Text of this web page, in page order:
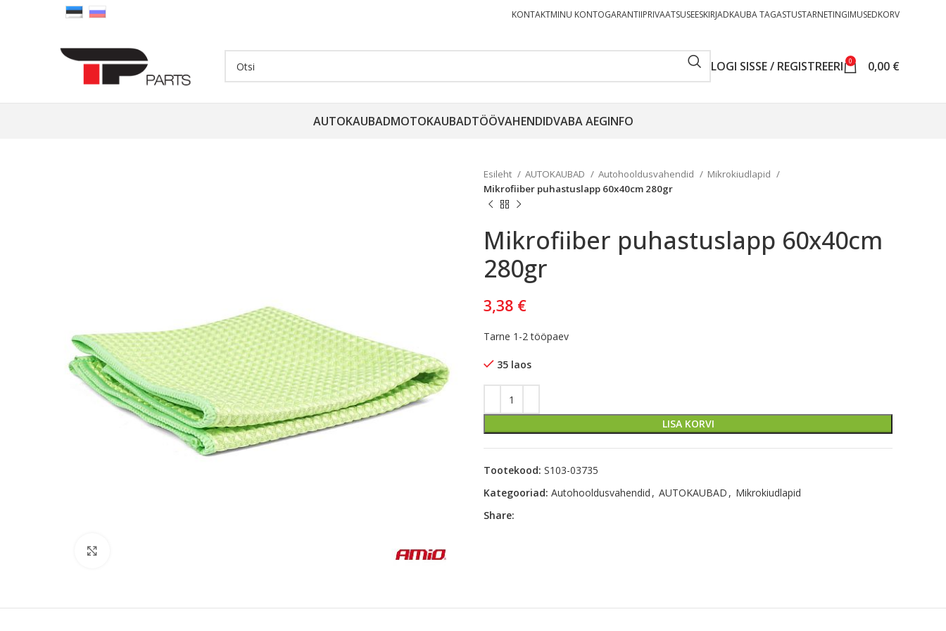
KONTAKTMINU KONTOGARANTIIPRIVAATSUSEESKIRJADKAUBA TAGASTUSTARNETINGIMUSEDKORV
LOGI SISSE / REGISTREERI 0 0,00 €
AUTOKAUBADMOTOKAUBADTÖÖVAHENDIDVABA AEGINFO
Esileht AUTOKAUBAD Autohooldusvahendid
Mikrokiudlapid
Mikrofiiber puhastuslapp 60x40cm 280gr
Mikrofiiber puhastuslapp 60x40cm
280gr
3,38 €
Tarne 1-2 tööpaev
35 laos
LISA KORVI
Tootekood: S103-03735
Kategooriad: Autohooldusvahendid , AUTOKAUBAD , Mikrokiudlapid
Share: